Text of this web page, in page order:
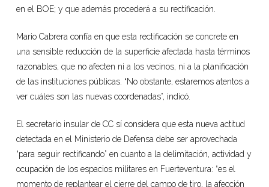
en el BOE; y que además procederá a su rectificación.
Mario Cabrera confía en que esta rectificación se concrete en
una sensible reducción de la superficie afectada hasta términos
razonables, que no afecten ni a los vecinos, ni a la planificación
de las instituciones públicas. “No obstante, estaremos atentos a
ver cuáles son las nuevas coordenadas”, indicó.
El secretario insular de CC sí considera que esta nueva actitud
detectada en el Ministerio de Defensa debe ser aprovechada
“para seguir rectificando” en cuanto a la delimitación, actividad y
ocupación de los espacios militares en Fuerteventura: “es el
momento de replantear el cierre del campo de tiro, la afección